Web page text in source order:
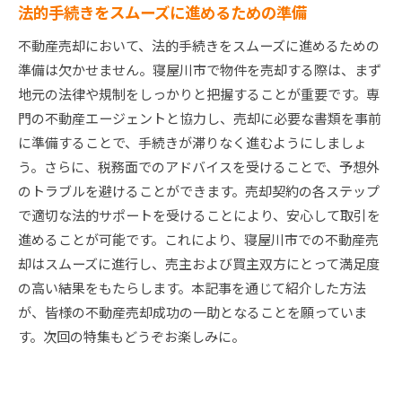
法的手続きをスムーズに進めるための準備
不動産売却において、法的手続きをスムーズに進めるための
準備は欠かせません。寝屋川市で物件を売却する際は、まず
地元の法律や規制をしっかりと把握することが重要です。専
門の不動産エージェントと協力し、売却に必要な書類を事前
に準備することで、手続きが滞りなく進むようにしましょ
う。さらに、税務面でのアドバイスを受けることで、予想外
のトラブルを避けることができます。売却契約の各ステップ
で適切な法的サポートを受けることにより、安心して取引を
進めることが可能です。これにより、寝屋川市での不動産売
却はスムーズに進行し、売主および買主双方にとって満足度
の高い結果をもたらします。本記事を通じて紹介した方法
が、皆様の不動産売却成功の一助となることを願っていま
す。次回の特集もどうぞお楽しみに。